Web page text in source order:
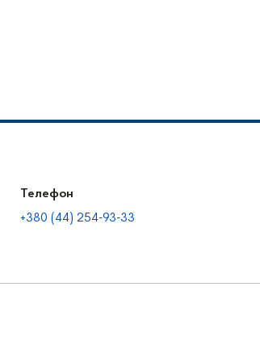
Телефон
+380 (44) 254-93-33